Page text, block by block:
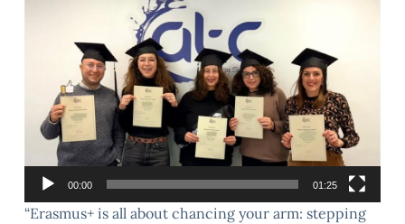
00:00 01:25
“Erasmus+ is all about chancing your arm: stepping